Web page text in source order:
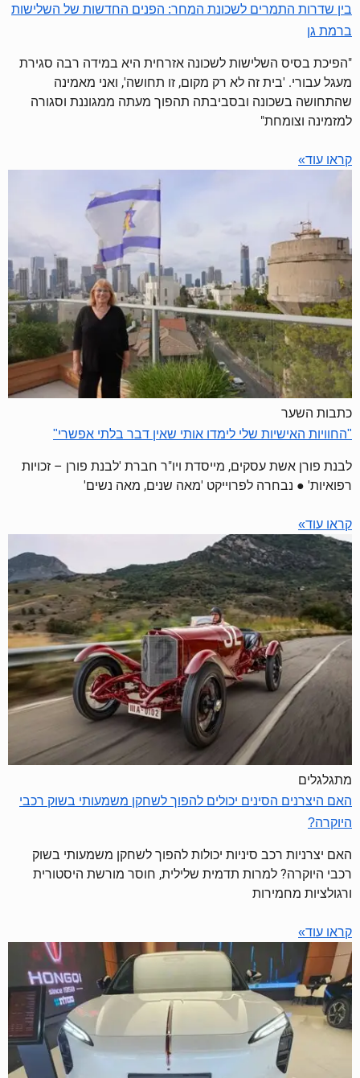
בין שדרות התמרים לשכונת המחר: הפנים החדשות של השלישות
ברמת גן
"הפיכת בסיס השלישות לשכונה אזרחית היא במידה רבה סגירת
מעגל עבורי. 'בית זה לא רק מקום, זו תחושה', ואני מאמינה
שהתחושה בשכונה ובסביבתה תהפוך מעתה ממגוננת וסגורה
למזמינה וצומחת"
קראו עוד»
כתבות השער
"החוויות האישיות שלי לימדו אותי שאין דבר בלתי אפשרי"
לבנת פורן אשת עסקים, מייסדת ויו"ר חברת 'לבנת פורן – זכויות
רפואיות' ● נבחרה לפרוייקט 'מאה שנים, מאה נשים'
קראו עוד»
מתגלגלים
האם היצרנים הסינים יכולים להפוך לשחקן משמעותי בשוק רכבי
היוקרה?
האם יצרניות רכב סיניות יכולות להפוך לשחקן משמעותי בשוק
רכבי היוקרה? למרות תדמית שלילית, חוסר מורשת היסטורית
ורגולציות מחמירות
קראו עוד»